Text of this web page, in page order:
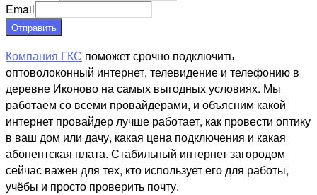
Email
Отправить
Компания ГКС поможет срочно подключить
оптоволоконный интернет, телевидение и телефонию в
деревне Иконово на самых выгодных условиях. Мы
работаем со всеми провайдерами, и объясним какой
интернет провайдер лучше работает, как провести оптику
в ваш дом или дачу, какая цена подключения и какая
абонентская плата. Стабильный интернет загородом
сейчас важен для тех, кто использует его для работы,
учёбы и просто проверить почту.